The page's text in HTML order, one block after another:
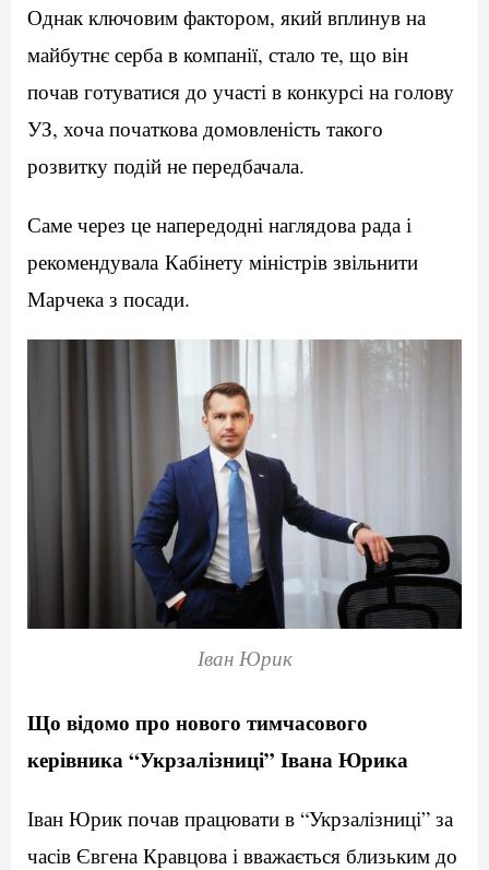
Однак ключовим фактором, який вплинув на
майбутнє серба в компанії, стало те, що він
почав готуватися до участі в конкурсі на голову
УЗ, хоча початкова домовленість такого
розвитку подій не передбачала.
Саме через це напередодні наглядова рада і
рекомендувала Кабінету міністрів звільнити
Марчека з посади.
Іван Юрик
Що відомо про нового тимчасового
керівника “Укрзалізниці” Івана Юрика
Іван Юрик почав працювати в “Укрзалізниці” за
часів Євгена Кравцова і вважається близьким до